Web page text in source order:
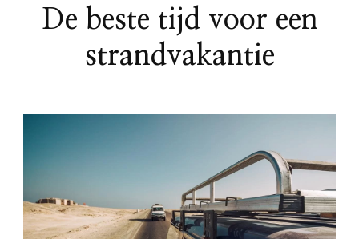
De beste tijd voor een
strandvakantie